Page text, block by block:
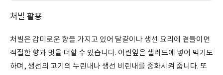
처빌 활용
처빌은 감미로운 향을 가지고 있어 달걀이나 생선 요리에 곁들이면
적절한 향과 멋을 더할 수 있습니다. 어린잎은 샐러드에 넣어 먹기도
하며, 생선의 고기의 누린내나 생선 비린내를 중화시켜 줍니다. 또